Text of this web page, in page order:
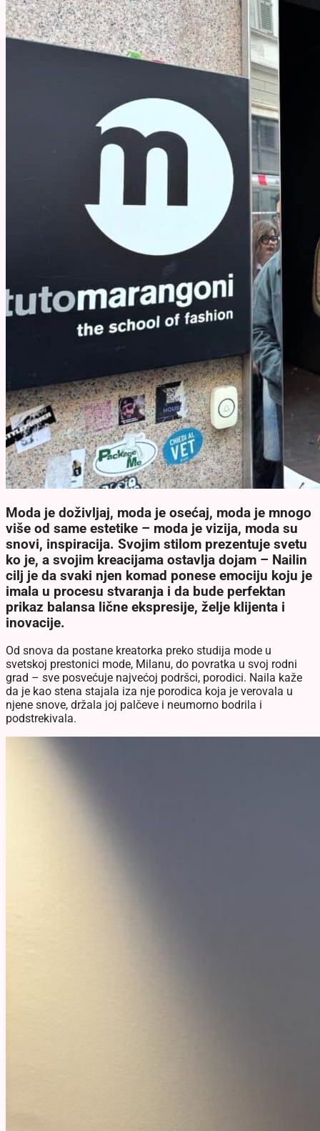
Moda je doživljaj, moda je osećaj, moda je mnogo
više od same estetike – moda je vizija, moda su
snovi, inspiracija. Svojim stilom prezentuje svetu
ko je, a svojim kreacijama ostavlja dojam – Nailin
cilj je da svaki njen komad ponese emociju koju je
imala u procesu stvaranja i da bude perfektan
prikaz balansa lične ekspresije, želje klijenta i
inovacije.
Od snova da postane kreatorka preko studija mode u
svetskoj prestonici mode, Milanu, do povratka u svoj rodni
grad – sve posvećuje najvećoj podršci, porodici. Naila kaže
da je kao stena stajala iza nje porodica koja je verovala u
njene snove, držala joj palčeve i neumorno bodrila i
podstrekivala.